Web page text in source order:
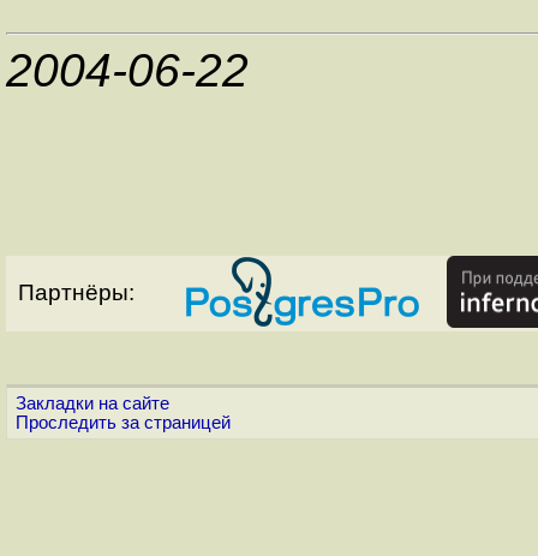
2004-06-22
Партнёры:
Закладки на сайте
Проследить за страницей